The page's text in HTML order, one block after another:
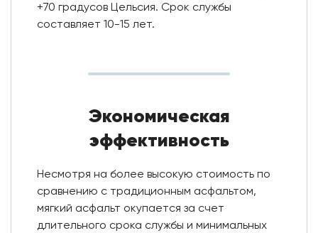
+70 градусов Цельсия. Срок службы
составляет 10-15 лет.
Экономическая
эффективность
Несмотря на более высокую стоимость по
сравнению с традиционным асфальтом,
мягкий асфальт окупается за счет
длительного срока службы и минимальных